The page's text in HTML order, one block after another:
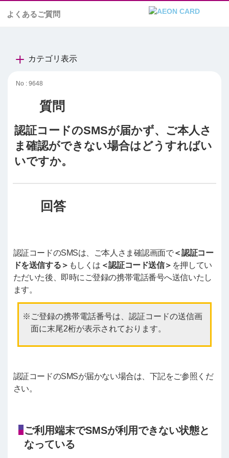
よくあるご質問
カテゴリ表示
No : 9648
認証コードのSMSが届かず、ご本人さ
ま確認ができない場合はどうすればい
いですか。
認証コードのSMSは、ご本人さま確認画面で＜認証コー
ドを送信する＞ もしくは ＜認証コード送信＞ を押してい
ただいた後、即時にご登録の携帯電話番号へ送信いたし
ます。
ご登録の携帯電話番号は、認証コードの送信画
面に末尾2桁が表示されております。
認証コードのSMSが届かない場合は、下記をご参照くだ
さい。
ご利用端末でSMSが利用できない状態と
なっている